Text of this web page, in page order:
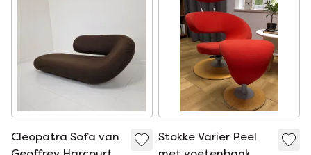
Cleopatra Sofa van
Stokke Varier Peel